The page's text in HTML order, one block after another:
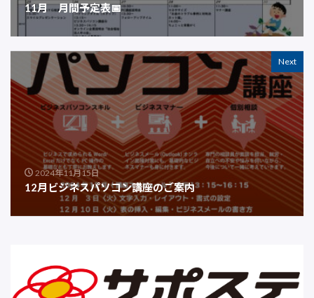
11月 月間予定表📅
Next
2024年11月15日
12月ビジネスパソコン講座のご案内